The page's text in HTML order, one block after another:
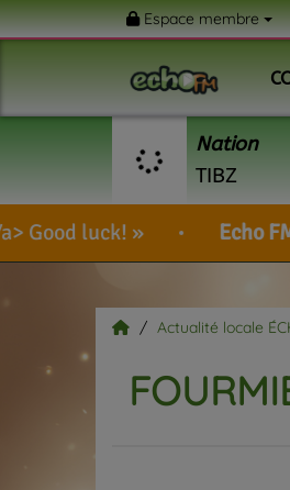
Espace membre
Nation
TIBZ
Echo FM Toute
Actualité locale